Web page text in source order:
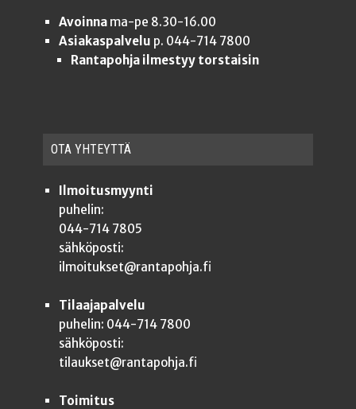
Avoinnama-pe 8.30-16.00
Asiakaspalvelu p. 044-714 7800
Rantapohja ilmestyy torstaisin
OTA YHTEYT­TÄ
Ilmoitusmyynti
puhelin:
044-714 7805
sähköposti:
ilmoitukset@rantapohja.fi
Tilaajapalvelu
puhelin: 044-714 7800
sähköposti:
tilaukset@rantapohja.fi
Toimitus